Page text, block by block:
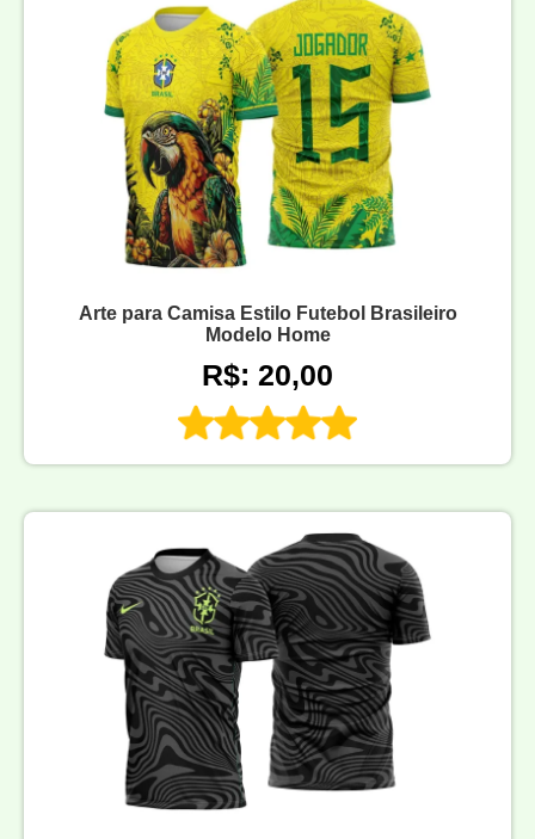
Arte para Camisa Estilo Futebol Brasileiro
Modelo Home
R$: 20,00